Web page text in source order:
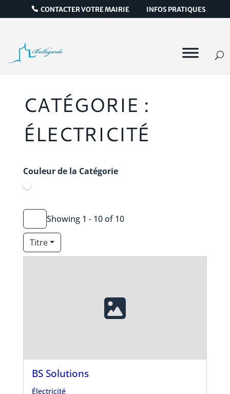
CONTACTER VOTRE MAIRIE INFOS PRATIQUES
CATÉGORIE :
ÉLECTRICITÉ
Couleur de la Catégorie
Showing 1 - 10 of 10
Titre
BS Solutions
Électricité